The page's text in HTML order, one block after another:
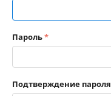
Пароль
Подтверждение пароля